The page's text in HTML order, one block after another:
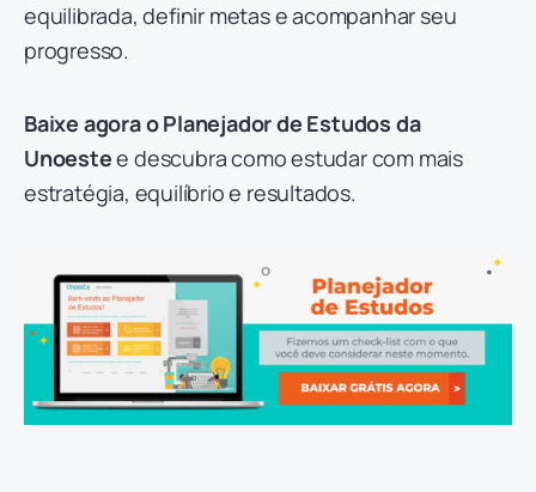
equilibrada, definir metas e acompanhar seu
progresso.
Baixe agora o Planejador de Estudos da
Unoestee descubra como estudar com mais
estratégia, equilíbrio e resultados.